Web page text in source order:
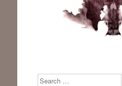
Search